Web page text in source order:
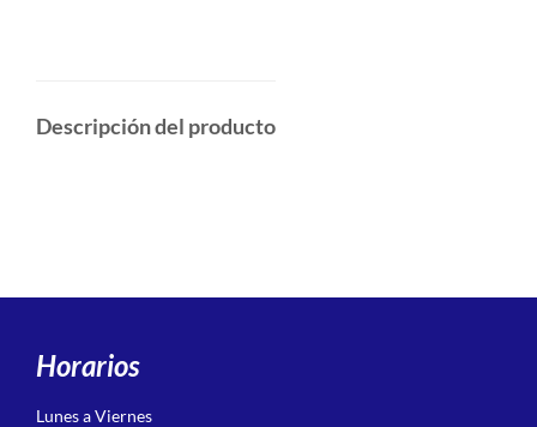
Descripción del producto
Horarios
Lunes a Viernes